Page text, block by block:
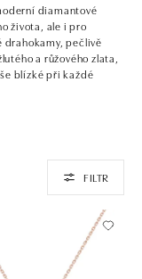
diamantové
života, ale i pro
pečlivě
a růžového zlata,
blízké při každé
FILTR